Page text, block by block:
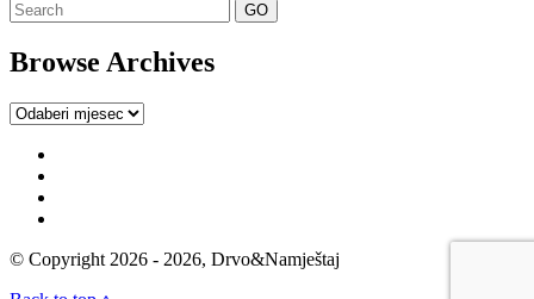
Browse Archives
Browse
© Copyright 2026 - 2026, Drvo&Namještaj